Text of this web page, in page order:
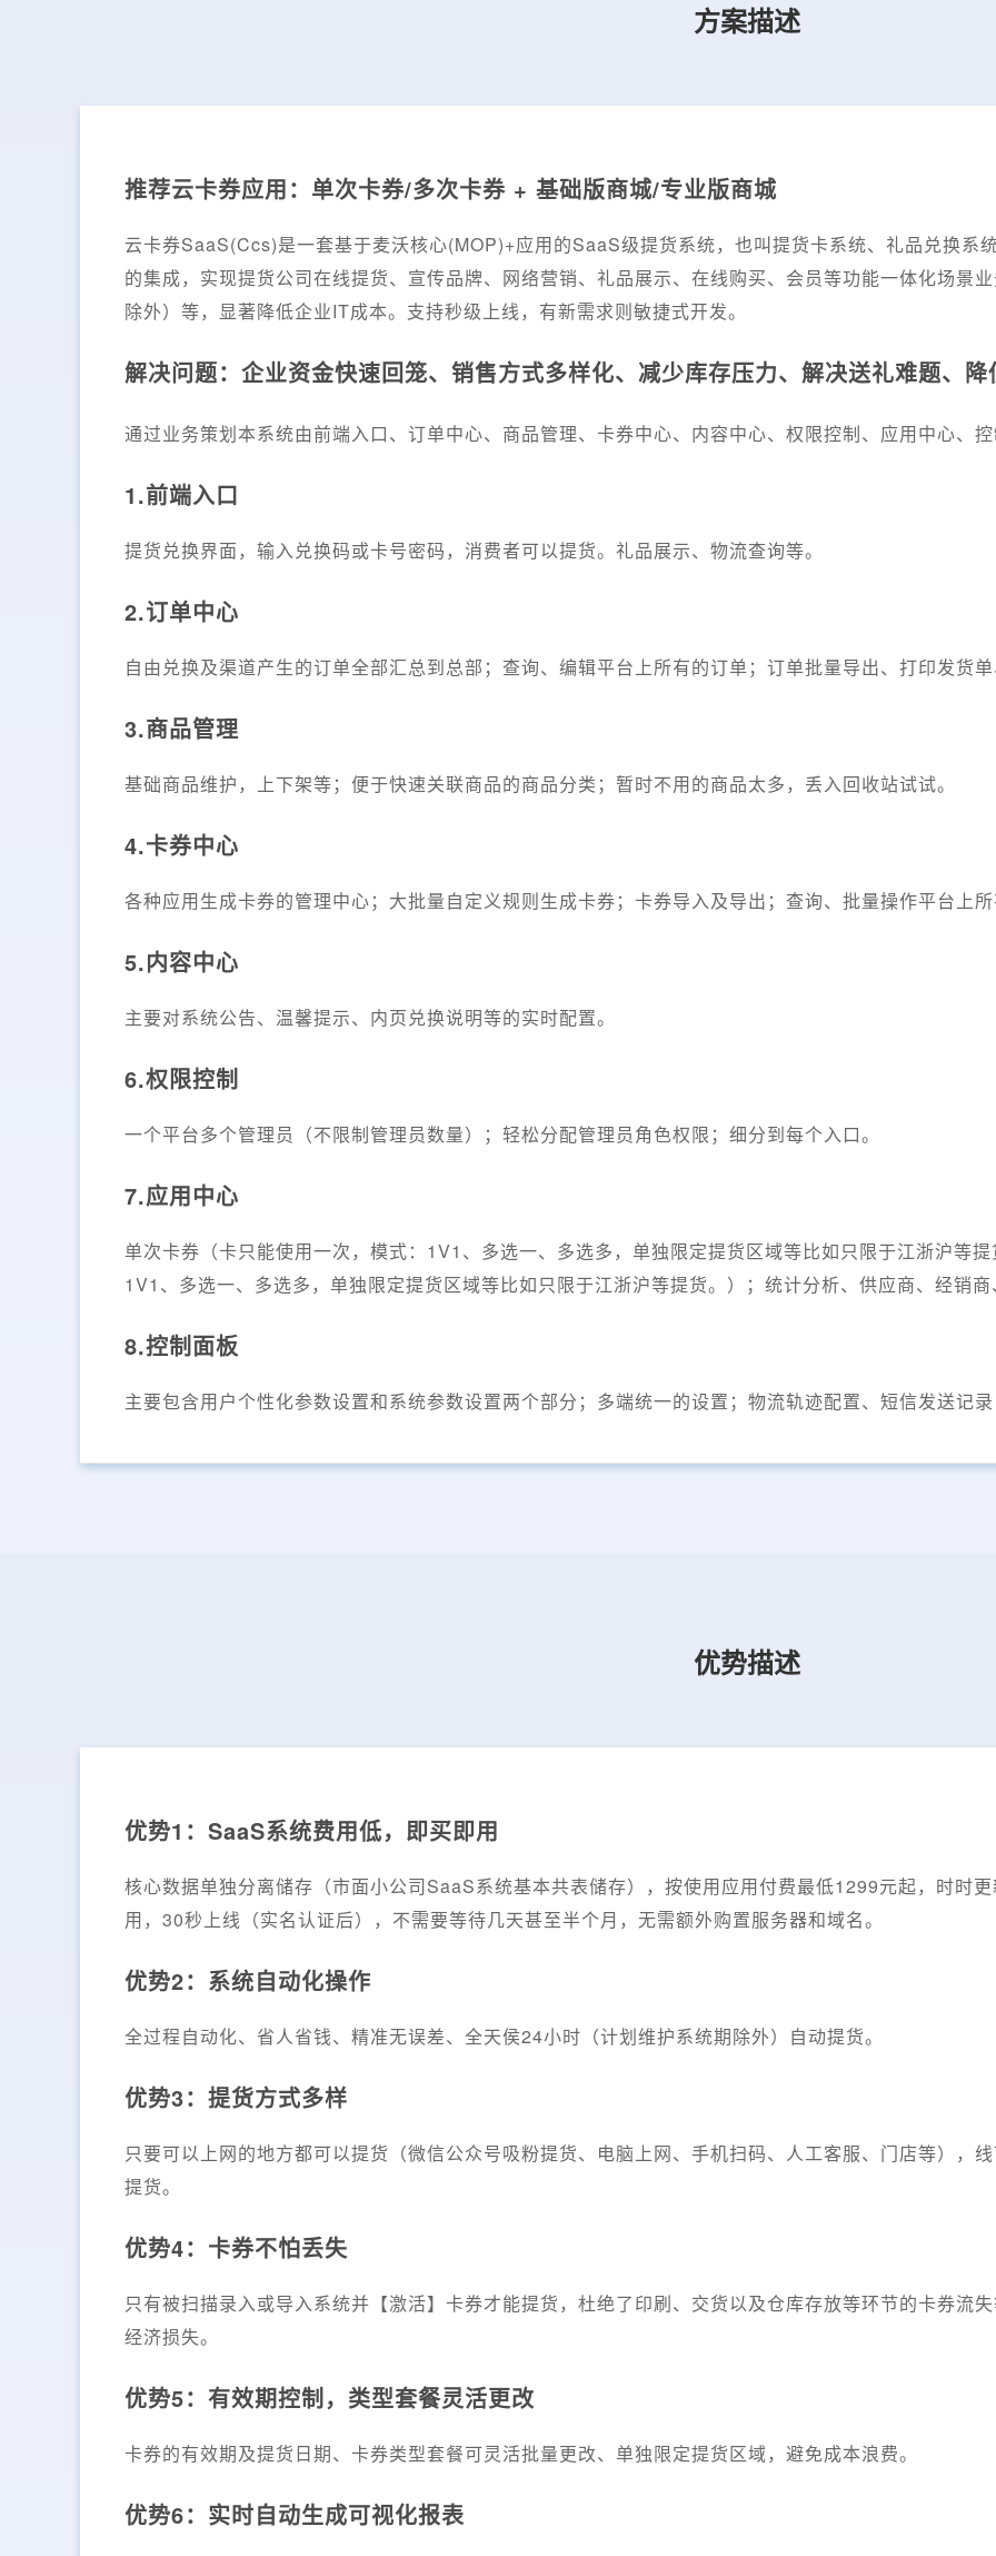
方案描述
推荐云卡券应用：单次卡券/多次卡券 + 基础版商城/专业版商城
云卡券SaaS(Ccs)是一套基于麦沃核心(MOP)+应用的SaaS级提货系统，也叫提货卡系统、礼品兑换系
的集成，实现提货公司在线提货、宣传品牌、网络营销、礼品展示、在线购买、会员等功能一体化场景
除外）等，显著降低企业IT成本。支持秒级上线，有新需求则敏捷式开发。
解决问题：企业资金快速回笼、销售方式多样化、减少库存压力、解决送礼难题、
通过业务策划本系统由前端入口、订单中心、商品管理、卡券中心、内容中心、权限控制、应用中心、
1.前端入口
提货兑换界面，输入兑换码或卡号密码，消费者可以提货。礼品展示、物流查询等。
2.订单中心
自由兑换及渠道产生的订单全部汇总到总部；查询、编辑平台上所有的订单；订单批量导出、打印发货
3.商品管理
基础商品维护，上下架等；便于快速关联商品的商品分类；暂时不用的商品太多，丢入回收站试试。
4.卡券中心
各种应用生成卡券的管理中心；大批量自定义规则生成卡券；卡券导入及导出；查询、批量操作平台上
5.内容中心
主要对系统公告、温馨提示、内页兑换说明等的实时配置。
6.权限控制
一个平台多个管理员（不限制管理员数量）；轻松分配管理员角色权限；细分到每个入口。
7.应用中心
单次卡券（卡只能使用一次，模式：1V1、多选一、多选多，单独限定提货区域等比如只限于江浙沪等
1V1、多选一、多选多，单独限定提货区域等比如只限于江浙沪等提货。）；统计分析、供应商、经销
8.控制面板
主要包含用户个性化参数设置和系统参数设置两个部分；多端统一的设置；物流轨迹配置、短信发送记
优势描述
优势1：SaaS系统费用低，即买即用
核心数据单独分离储存（市面小公司SaaS系统基本共表储存），按使用应用付费最低1299元起，时时
用，30秒上线（实名认证后），不需要等待几天甚至半个月，无需额外购置服务器和域名。
优势2：系统自动化操作
全过程自动化、省人省钱、精准无误差、全天侯24小时（计划维护系统期除外）自动提货。
优势3：提货方式多样
只要可以上网的地方都可以提货（微信公众号吸粉提货、电脑上网、手机扫码、人工客服、门店等），
提货。
优势4：卡券不怕丢失
只有被扫描录入或导入系统并【激活】卡券才能提货，杜绝了印刷、交货以及仓库存放等环节的卡券流
经济损失。
优势5：有效期控制，类型套餐灵活更改
卡券的有效期及提货日期、卡券类型套餐可灵活批量更改、单独限定提货区域，避免成本浪费。
优势6：实时自动生成可视化报表